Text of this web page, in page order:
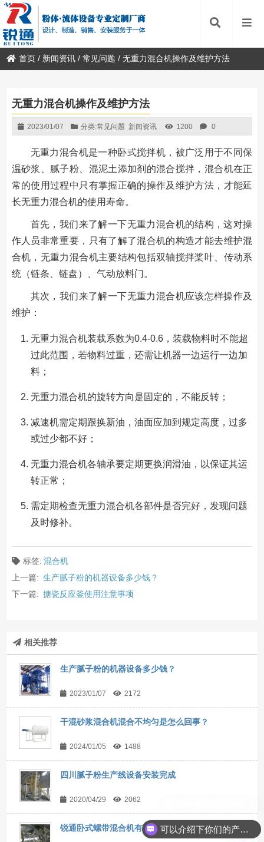
首页 / 新闻资讯 /常见问题 /无重力混合机操作及维护方法
无重力混合机操作及维护方法
2023/01/07 分类:常见问题 新闻资讯 1200 0
无重力混合机是一种卧式搅拌机，被广泛用于不同保
温砂浆、腻子粉、混泥土添加剂的混合搅拌，混合机在正
常的使用过程中只有掌握正确的操作及维护方法，才能延
长无重力混合机的使用寿命。
首先，我们来了解一下无重力混合机的结构，这对操
作人员非常重要，只有了解了混合机的构造才能去维护混
合机，无重力混合机主要结构包括双轴搅拌桨叶、传动系
统（链条、链盘）、气动放料门。
其次，我们来了解一下无重力混合机应该怎样操作及
维护：
无重力混合机装载系数为0.4-0.6，装载物料时不能超
过此范围，若物料过重，还需让机器一边运行一边加
料；
无重力混合机的旋转方向是固定的，不能反转；
减速机需定期跟换新油，油面应加到规定高度，过多
或过少都不好；
无重力混合机各轴承要定期更换润滑油，以保证其运
转正常；
需定期检查无重力混合机各部件是否完好，发现问题
及时修补。
标签: 混合机
上一篇: 生产腻子粉的机器设备多少钱？
下一篇: 搪瓷反应釜使用注意事项
相关推荐
生产腻子粉的机器设备多少钱？
2023/01/07 2172
干混砂浆混合机混合不均匀是怎么回事？
2024/01/05 1488
四川腻子粉生产线设备安装完成
2020/04/29 2062
锐通卧式螺带混合机有哪些特点？ 可以介绍下你们的产品么？